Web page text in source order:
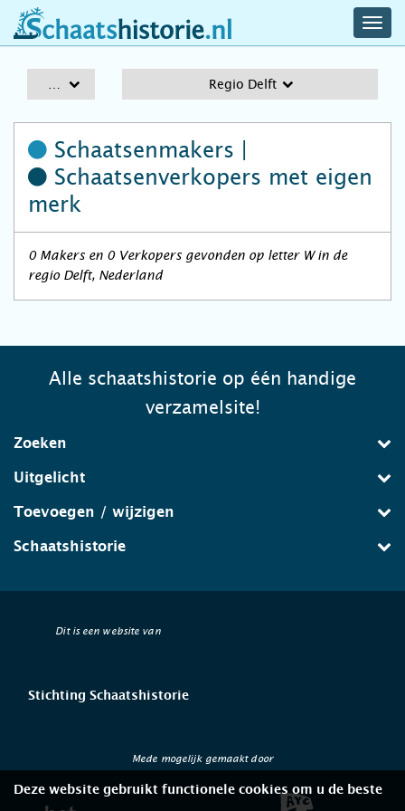
schaatshistorie.nl
Regio Delft
Schaatsenmakers |
Schaatsenverkopers met eigen
merk
0 Makers en 0 Verkopers gevonden op letter W in de
regio Delft, Nederland
Alle schaatshistorie op één handige
verzamelsite!
Zoeken
Uitgelicht
Toevoegen / wijzigen
Schaatshistorie
Dit is een website van
Stichting Schaatshistorie
Mede mogelijk gemaakt door
Deze website gebruikt functionele cookies om u de beste